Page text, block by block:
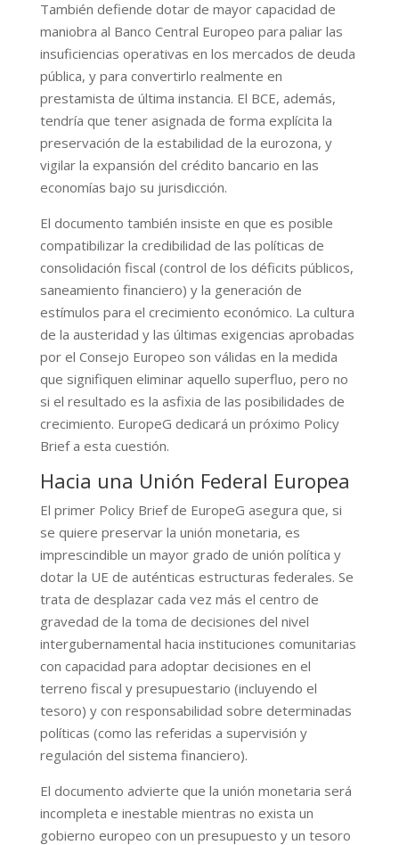
También defiende dotar de mayor capacidad de
maniobra al Banco Central Europeo para paliar las
insuficiencias operativas en los mercados de deuda
pública, y para convertirlo realmente en
prestamista de última instancia. El BCE, además,
tendría que tener asignada de forma explícita la
preservación de la estabilidad de la eurozona, y
vigilar la expansión del crédito bancario en las
economías bajo su jurisdicción.
El documento también insiste en que es posible
compatibilizar la credibilidad de las políticas de
consolidación fiscal (control de los déficits públicos,
saneamiento financiero) y la generación de
estímulos para el crecimiento económico. La cultura
de la austeridad y las últimas exigencias aprobadas
por el Consejo Europeo son válidas en la medida
que signifiquen eliminar aquello superfluo, pero no
si el resultado es la asfixia de las posibilidades de
crecimiento. EuropeG dedicará un próximo Policy
Brief a esta cuestión.
Hacia una Unión Federal Europea
El primer Policy Brief de EuropeG asegura que, si
se quiere preservar la unión monetaria, es
imprescindible un mayor grado de unión política y
dotar la UE de auténticas estructuras federales. Se
trata de desplazar cada vez más el centro de
gravedad de la toma de decisiones del nivel
intergubernamental hacia instituciones comunitarias
con capacidad para adoptar decisiones en el
terreno fiscal y presupuestario (incluyendo el
tesoro) y con responsabilidad sobre determinadas
políticas (como las referidas a supervisión y
regulación del sistema financiero).
El documento advierte que la unión monetaria será
incompleta e inestable mientras no exista un
gobierno europeo con un presupuesto y un tesoro